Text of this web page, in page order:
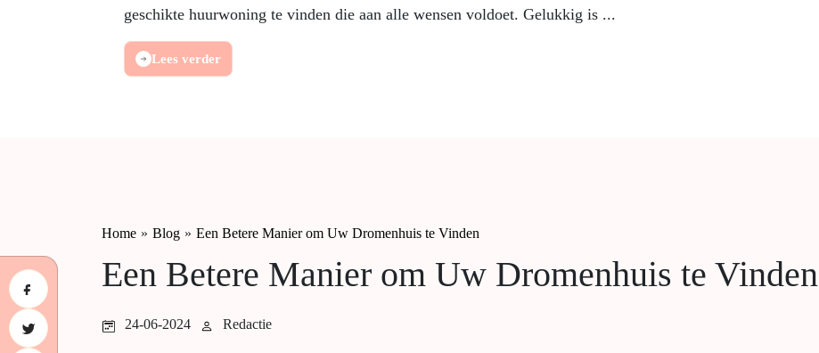
geschikte huurwoning te vinden die aan alle wensen voldoet. Gelukkig is ...
Lees verder
Home » Blog » Een Betere Manier om Uw Dromenhuis te Vinden
Een Betere Manier om Uw Dromenhuis te Vinden
24-06-2024 Redactie